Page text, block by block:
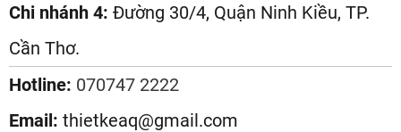
Chi nhánh 4: Đường 30/4, Quận Ninh Kiều, TP.
Cần Thơ.
Hotline: 070747 2222
Email: thietkeaq@gmail.com